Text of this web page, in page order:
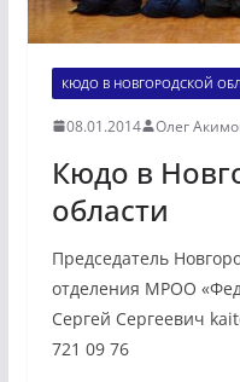
КЮДО В НОВГОРОДСКОЙ
08.01.2014 Олег
Кюдо в
области
Председатель
отделения МРОО
Сергей Сергеевич
721 09 76